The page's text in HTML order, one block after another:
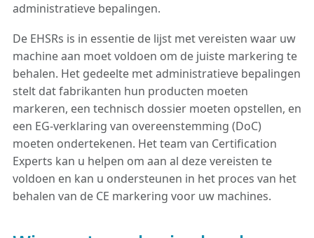
administratieve bepalingen.
De EHSRs is in essentie de lijst met vereisten waar uw
machine aan moet voldoen om de juiste markering te
behalen. Het gedeelte met administratieve bepalingen
stelt dat fabrikanten hun producten moeten
markeren, een technisch dossier moeten opstellen, en
een EG-verklaring van overeenstemming (DoC)
moeten ondertekenen. Het team van Certification
Experts kan u helpen om aan al deze vereisten te
voldoen en kan u ondersteunen in het proces van het
behalen van de CE markering voor uw machines.